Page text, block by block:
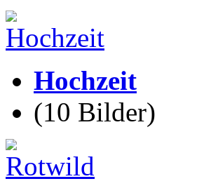
Hochzeit
(10 Bilder)